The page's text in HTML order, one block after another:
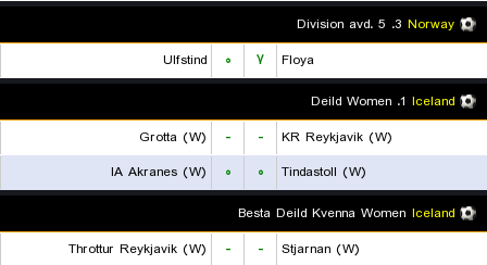
Norway
3. Division avd. 5
Floya
۷ ۰
Ulfstind
Iceland
1. Deild Women
KR Reykjavik (W)
-
-
Grotta (W)
Tindastoll (W)
۰ ۰
IA Akranes (W)
Iceland
Besta Deild Kvenna Women
Stjarnan (W)
-
-
Throttur Reykjavik (W)